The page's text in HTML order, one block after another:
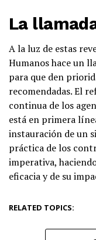
La
A la luz de estas
Humanos hace un
para que den
recomendadas. El
continua de los
está en primera
instauración de un
práctica de los
imperativa,
eficacia y de su
RELATED TOPICS: